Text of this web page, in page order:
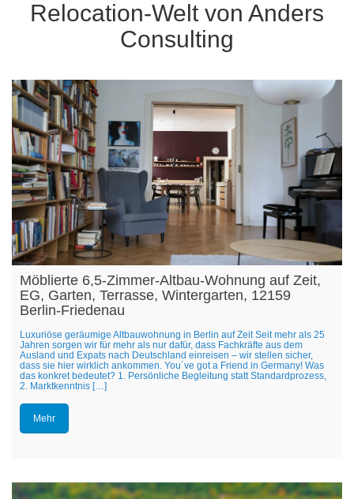
Relocation-Welt von Anders
Consulting
Möblierte 6,5-Zimmer-Altbau-Wohnung auf Zeit,
EG, Garten, Terrasse, Wintergarten, 12159
Berlin-Friedenau
Luxuriöse geräumige Altbauwohnung in Berlin auf Zeit Seit mehr als 25
Jahren sorgen wir für mehr als nur dafür, dass Fachkräfte aus dem
Ausland und Expats nach Deutschland einreisen – wir stellen sicher,
dass sie hier wirklich ankommen. You´ve got a Friend in Germany! Was
das konkret bedeutet? 1. Persönliche Begleitung statt Standardprozess,
2. Marktkenntnis […]
Mehr